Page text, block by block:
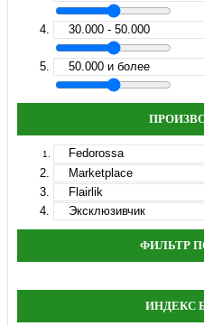
30.000 - 50.000
50.000 и более
Fedorossa
Marketplace
Flairlik
Эксклюзивчик
ФИЛЬТР
ИНДЕКС